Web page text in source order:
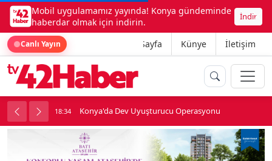
Mobil uygulamamız yayında! Konya gündeminde
haberdar olmak için indirin.
İndir
Canlı Yayın Ana Sayfa Künye İletişim
18:34 Konya'da Dev Uyuşturucu Operasyonu